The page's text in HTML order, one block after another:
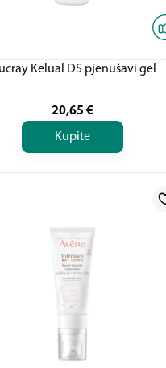
Kelual DS pjenušavi gel
20,65 €
Kupite